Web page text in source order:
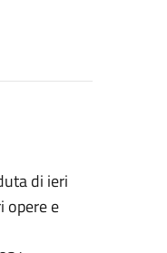
di ieri
opere e